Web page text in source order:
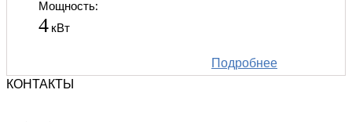
Мощность:
4 кВт
Подробнее
КОНТАКТЫ